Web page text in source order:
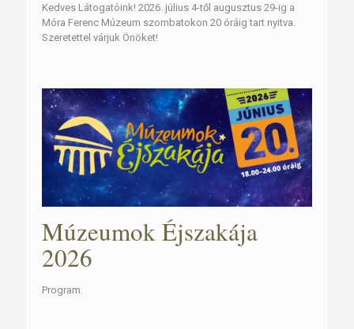
Kedves Látogatóink! 2026. július 4-től augusztus 29-ig a
Móra Ferenc Múzeum szombatokon 20 óráig tart nyitva.
Szeretettel várjuk Önöket!
Múzeumok Éjszakája
2026
Program.